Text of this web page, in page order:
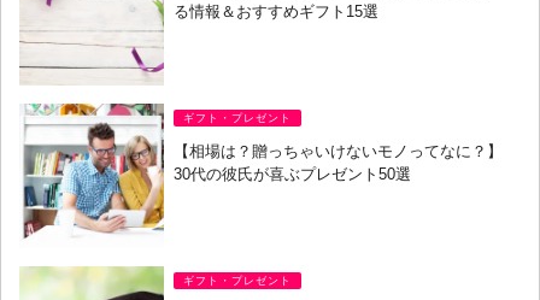
る情報＆おすすめギフト15選
ギフト・プレゼント
【相場は？贈っちゃいけないモノってなに？】
30代の彼氏が喜ぶプレゼント50選
ギフト・プレゼント